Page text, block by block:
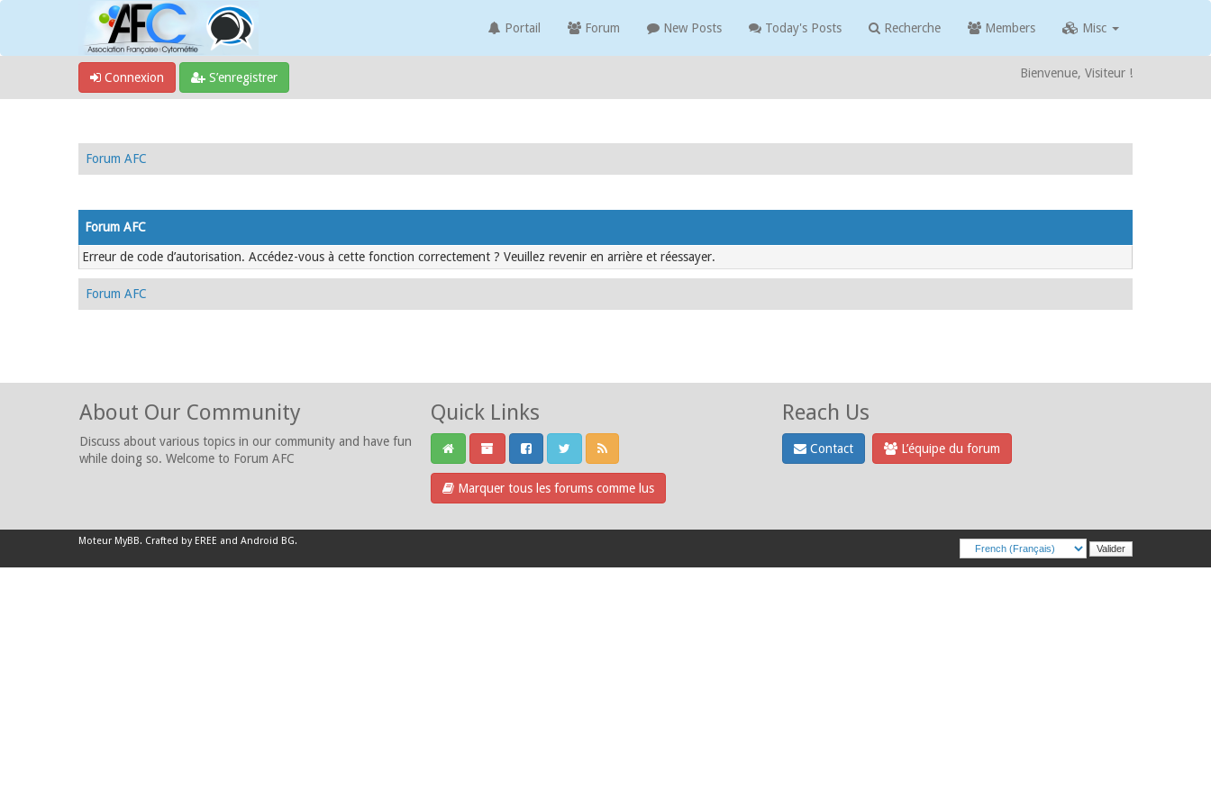
Portail Forum New Posts Today's Posts Recherche Members Misc
Connexion S’enregistrer Bienvenue, Visiteur !
Forum AFC
Forum AFC
Erreur de code d’autorisation. Accédez-vous à cette fonction correctement ? Veuillez revenir en arrière et réessayer.
Forum AFC
About Our Community
Discuss about various topics in our community and have fun
while doing so. Welcome to Forum AFC
Quick Links
Marquer tous les forums comme lus
Reach Us
Contact L’équipe du forum
Moteur MyBB. Crafted by EREE and Android BG.